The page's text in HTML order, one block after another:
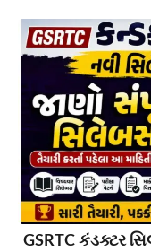
GSRTC કંડક્ટર